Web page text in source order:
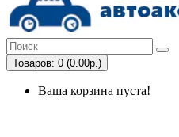
Товаров: 0 (0.00р.)
Ваша корзина пуста!